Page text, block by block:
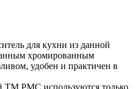
для кухни из данной
хромированным
удобен и практичен в